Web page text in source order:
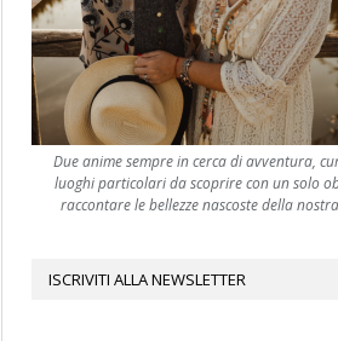
Due anime sempre in cerca di avventura,
luoghi particolari da scoprire con un solo
raccontare le bellezze nascoste della
ISCRIVITI ALLA NEWSLETTER